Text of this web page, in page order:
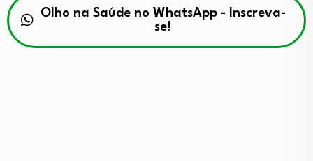
Olho na Saúde no WhatsApp - Inscreva-
se!